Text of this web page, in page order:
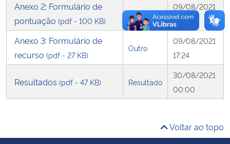
Secretaria de Governo
Gabinete de Segurança Institucional
Anexo 2: Formulário de
pontuação (pdf - 100 KB)
Outro
09/08/2021
17:24
Anexo 3: Formulário de
recurso (pdf - 27 KB)
Outro
09/08/2021
17:24
Resultados (pdf - 47 KB) Resultado
30/08/2021
00:00
Voltar ao topo